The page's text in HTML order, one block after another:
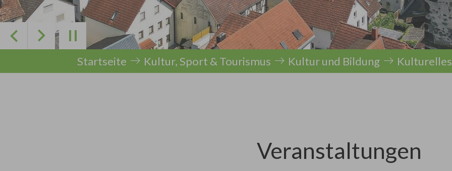
Zurück Weiter
Startseite Kultur, Sport & Tourismus Kultur und Bildung
Veranstaltungen